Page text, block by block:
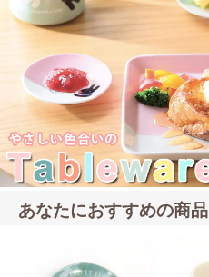
あなたにおすすめの商品